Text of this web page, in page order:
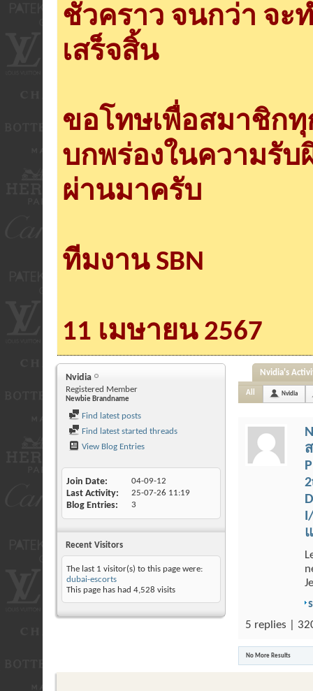
ชั่วคราว จนกว่า จะ
เสร็จสิ้น
ขอโทษเพื่อสมาชิก
บกพร่องในความรั
ผ่านมาครับ
ทีมงาน SBN
11 เมษายน 2567
Nvidia
Registered Member
Newbie Brandname
Find latest posts
Find latest started threads
View Blog Entries
Join Date 04-09-12
Last Activity 25-07-26 11:19
Blog Entries 3
Recent Visitors
The last 1 visitor(s) to this page were:
dubai-escorts
This page has had 4,528 visits
Nvidia's
All Nvidia
5 replies |
No More Results